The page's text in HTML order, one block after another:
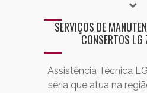
SERVIÇOS DE
CONSERTOS LG
Assistência Técnica
séria que atua na